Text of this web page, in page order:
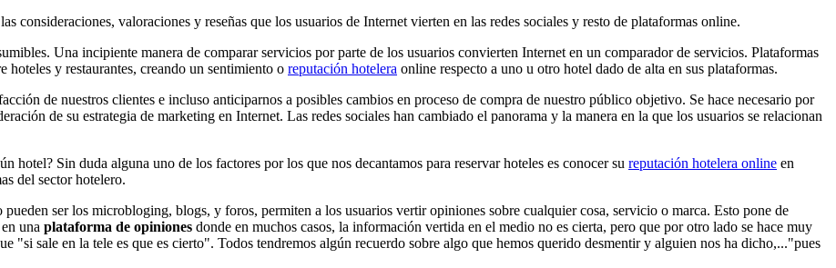
consideraciones, valoraciones y reseñas que los usuarios de Internet vierten en las redes sociales y resto de plataformas online.
Una incipiente manera de comparar servicios por parte de los usuarios convierten Internet en un comparador de servicios. Plataformas
y restaurantes, creando un sentimiento o reputación hotelera online respecto a uno u otro hotel dado de alta en sus plataformas.
de nuestros clientes e incluso anticiparnos a posibles cambios en proceso de compra de nuestro público objetivo. Se hace necesario por
de su estrategia de marketing en Internet. Las redes sociales han cambiado el panorama y la manera en la que los usuarios se relacionan
hotel? Sin duda alguna uno de los factores por los que nos decantamos para reservar hoteles es conocer su reputación hotelera online en
del sector hotelero.
ser los microbloging, blogs, y foros, permiten a los usuarios vertir opiniones sobre cualquier cosa, servicio o marca. Esto pone de
una plataforma de opiniones donde en muchos casos, la información vertida en el medio no es cierta, pero que por otro lado se hace muy
"si sale en la tele es que es cierto". Todos tendremos algún recuerdo sobre algo que hemos querido desmentir y alguien nos ha dicho,..."pues